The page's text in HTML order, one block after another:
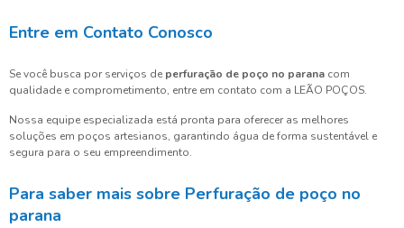
Entre em Contato Conosco
Se você busca por serviços de perfuração de poço no parana com
qualidade e comprometimento, entre em contato com a LEÃO POÇOS.
Nossa equipe especializada está pronta para oferecer as melhores
soluções em poços artesianos, garantindo água de forma sustentável e
segura para o seu empreendimento.
Para saber mais sobre Perfuração de poço no
parana